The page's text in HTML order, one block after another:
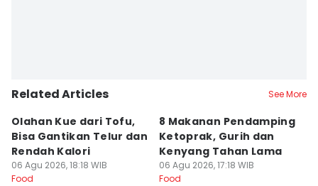
Related Articles See More
Olahan Kue dari Tofu,
Bisa Gantikan Telur dan
Rendah Kalori
06 Agu 2026, 18:18 WIB
Food
8 Makanan Pendamping
Ketoprak, Gurih dan
Kenyang Tahan Lama
06 Agu 2026, 17:18 WIB
Food